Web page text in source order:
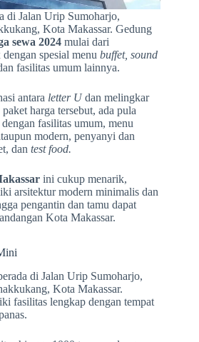
di Jalan Urip Sumoharjo,
Kota Makassar. Gedung
sewa 2024 mulai dari
spesial menu buffet, sound
fasilitas umum lainnya.
antara letter Udan melingkar
paket harga tersebut, ada pula
fasilitas umum, menu
modern, penyanyi dan
dan test food.
ini cukup menarik,
arsitektur modern minimalis dan
pengantin dan tamu dapat
Kota Makassar.
di Jalan Urip Sumoharjo,
Kota Makassar.
fasilitas lengkap dengan tempat